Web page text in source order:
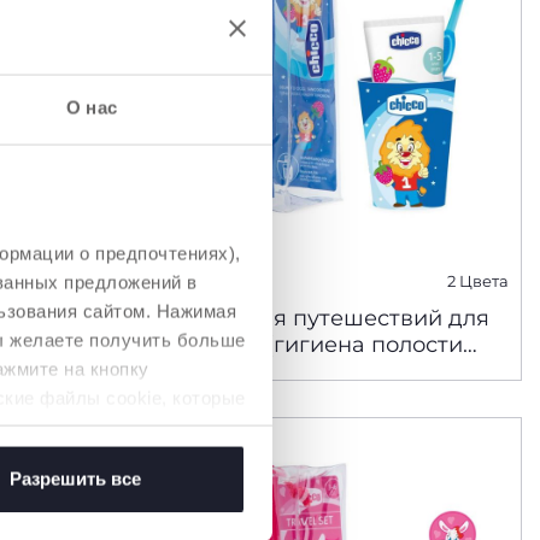
О нас
о предпочтениях),
предложений в
сайтом. Нажимая
желаете получить больше
на кнопку
Разрешить все
в 1
2 Цвета
Набор для путешествий для
девочки (гигиена полости